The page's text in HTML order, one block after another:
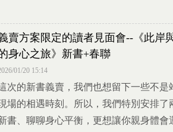
賣方案限定的讀者見面會--《此岸
身心之旅》新書+春聯
01/20 15:14
次的新書義賣，我們也想留下一些不是
場的相遇時刻。所以，我們特別安排了
書、聊聊身心平衡，更想讓你親身體會